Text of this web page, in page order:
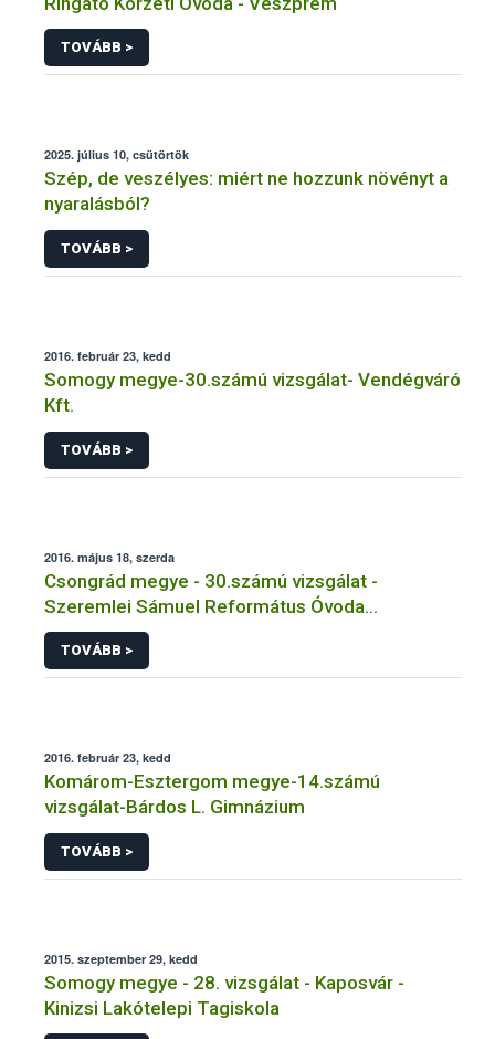
TOVÁBB >
2025. július 10, csütörtök
Szép, de veszélyes: miért ne hozzunk növényt a
nyaralásból?
TOVÁBB >
2016. február 23, kedd
Somogy megye-30.számú vizsgálat- Vendégváró
Kft.
TOVÁBB >
2016. május 18, szerda
Csongrád megye - 30.számú vizsgálat -
Szeremlei Sámuel Református Óvoda
Tálalókonyha
TOVÁBB >
2016. február 23, kedd
Komárom-Esztergom megye-14.számú
vizsgálat-Bárdos L. Gimnázium
TOVÁBB >
2015. szeptember 29, kedd
Somogy megye - 28. vizsgálat - Kaposvár -
Kinizsi Lakótelepi Tagiskola